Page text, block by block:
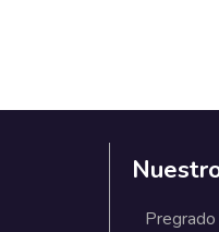
Pregrado